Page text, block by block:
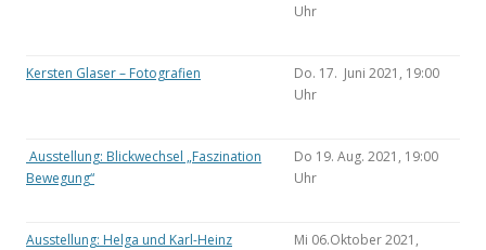
Uhr
Kersten Glaser – Fotografien
Do. 17. Juni 2021, 19:00
Uhr
Ausstellung: Blickwechsel „Faszination
Bewegung“
Do 19. Aug. 2021, 19:00
Uhr
Ausstellung: Helga und Karl-Heinz
Mi 06.Oktober 2021,